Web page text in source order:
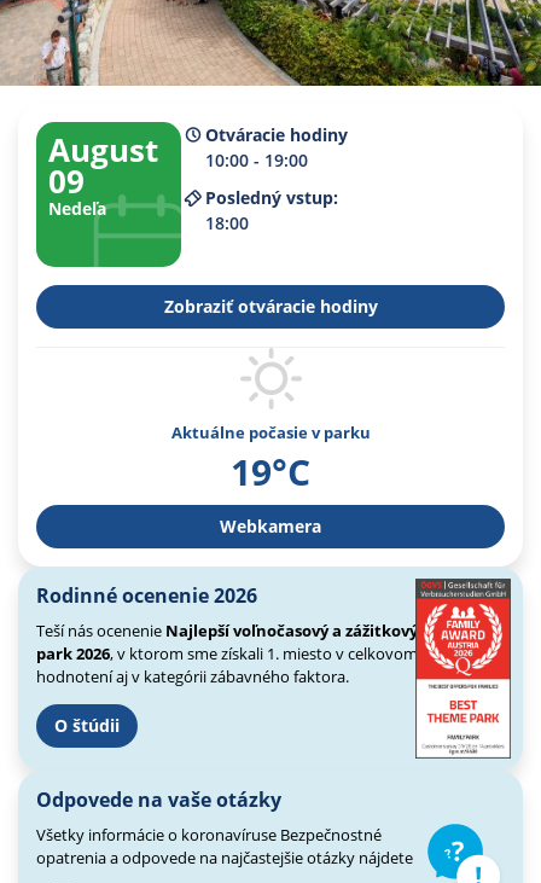
August
09
Nedeľa
Otváracie hodiny
10:00 - 19:00
Posledný vstup:
18:00
Zobraziť otváracie hodiny
Aktuálne počasie v parku
19°C
Webkamera
Rodinné ocenenie 2026
Teší nás ocenenie Najlepší voľnočasový a zážitkový
park 2026, v ktorom sme získali 1. miesto v celkovom
hodnotení aj v kategórii zábavného faktora.
O štúdii
Odpovede na vaše otázky
Všetky informácie o koronavíruse Bezpečnostné
opatrenia a odpovede na najčastejšie otázky nájdete